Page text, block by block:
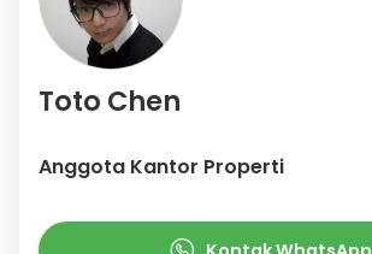
Toto Chen
Anggota Kantor Properti